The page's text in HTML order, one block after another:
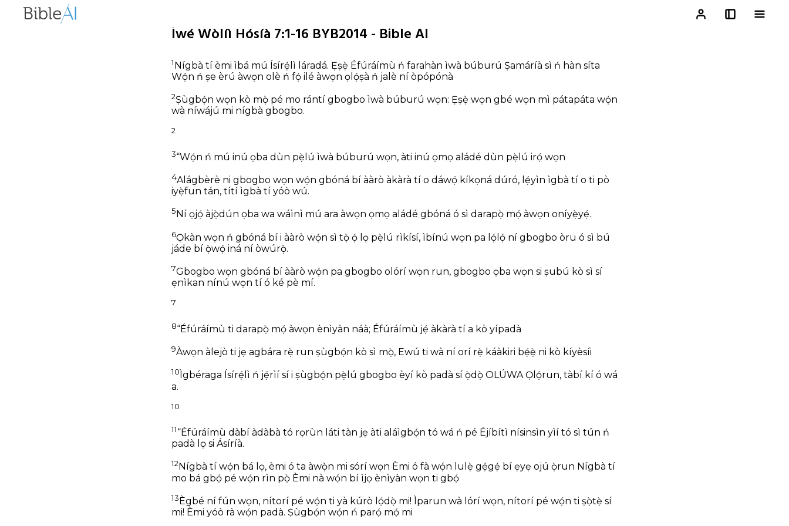
Ìwé Wòlíì Hósíà 7:1-16 BYB2014 - Bible AI
1Nígbà tí èmi ìbá mú Ísírẹ́lì láradá. Ẹ̀ṣẹ̀ Éfúráímù ń farahàn ìwà búburú Ṣamáríà sì ń hàn síta
Wọ́n ń ṣe èrú àwọn olè ń fọ́ ilé àwọn ọlọ́ṣà ń jalè ní òpópónà
2Ṣùgbọ́n wọn kò mọ̀ pé mo rántí gbogbo ìwà búburú wọn: Ẹ̀ṣẹ̀ wọn gbé wọn mì pátapáta wọ́n
wà níwájú mi nígbà gbogbo.
2
3“Wọ́n ń mú inú ọba dùn pẹ̀lú ìwà búburú wọn, àti inú ọmọ aládé dùn pẹ̀lú irọ́ wọn
4Alágbèrè ni gbogbo wọn wọ́n gbóná bí ààrò àkàrà tí o dáwọ́ kíkọná dúró, lẹ́yìn ìgbà tí o ti pò
iyẹ̀fun tán, títí ìgbà tí yóò wú.
5 Ní ọjọ́ àjọ̀dún ọba wa wáìnì mú ara àwọn ọmọ aládé gbóná ó sì darapọ̀ mọ́ àwọn oníyẹ̀yẹ́.
6Ọkàn wọn ń gbóná bí i ààrò wọ́n sì tọ̀ ọ́ lọ pẹ̀lú rìkísí, ìbínú wọn pa lọ́lọ́ ní gbogbo òru ó sì bú
jáde bí ọ̀wọ́ iná ní òwúrọ̀.
7Gbogbo wọn gbóná bí ààrò wọ́n pa gbogbo olórí wọn run, gbogbo ọba wọn si ṣubú kò sì sí
ẹnìkan nínú wọn tí ó ké pè mí.
7
8“Éfúráímù ti darapọ̀ mọ́ àwọn ènìyàn náà; Éfúráímù jẹ́ àkàrà tí a kò yípadà
9Àwọn àlejò ti jẹ agbára rẹ̀ run ṣùgbọ́n kò sì mọ̀, Ewú ti wà ní orí rẹ̀ káàkiri bẹ́ẹ̀ ni kò kíyèsíi
10 Ìgbéraga Ísírẹ́lì ń jẹ́rìí sí i ṣùgbọ́n pẹ̀lú gbogbo èyí kò padà sí ọ̀dọ̀ OLÚWA Ọlọ́run, tàbí kí ó wá
a.
10
11“Éfúráímù dàbí àdàbà tó rọrùn láti tàn jẹ àti aláìgbọ́n tó wá ń pé Éjíbítì nísinsìn yìí tó sì tún ń
padà lọ si Ásíríà.
12Nígbà tí wọ́n bá lọ, èmi ó ta àwọ̀n mi sórí wọn Èmi ó fà wọ́n lulẹ̀ gẹ́gẹ́ bí ẹyẹ ojú ọ̀run Nígbà tí
mo bá gbọ́ pé wọ́n rìn pọ̀ Èmi nà wọ́n bí ìjọ ènìyàn wọn ti gbọ́
13Ègbé ní fún wọn, nítorí pé wọ́n ti yà kúrò lọ́dọ̀ mi! Ìparun wà lórí wọn, nítorí pé wọ́n ti ṣọ̀tẹ̀ sí
mi! Èmi yóò rà wọ́n padà. Ṣùgbọ́n wọ́n ń parọ́ mọ́ mi